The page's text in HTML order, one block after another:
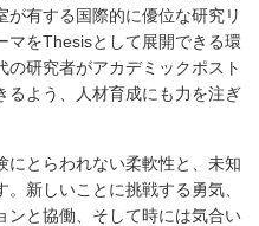
有する国際的に優位な研究リ
マをThesisとして展開できる環
研究者がアカデミックポスト
るよう、人材育成にも力を注ぎ
とらわれない柔軟性と、未知
新しいことに挑戦する勇気、
ンと協働、そして時には気合い